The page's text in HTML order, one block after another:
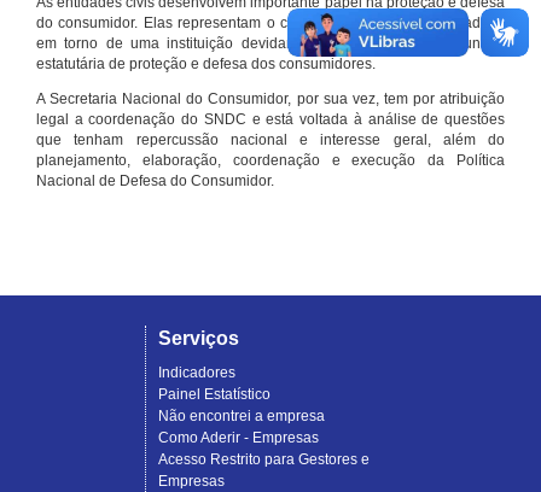
do consumidor. Elas representam o conjunto organizado de cidadãos
em torno de uma instituição devidamente registrada e com função
estatutária de proteção e defesa dos consumidores.
A Secretaria Nacional do Consumidor, por sua vez, tem por atribuição
legal a coordenação do SNDC e está voltada à análise de questões
que tenham repercussão nacional e interesse geral, além do
planejamento, elaboração, coordenação e execução da Política
Nacional de Defesa do Consumidor.
Serviços
Indicadores
Painel Estatístico
Não encontrei a empresa
Como Aderir - Empresas
Acesso Restrito para Gestores e
Empresas